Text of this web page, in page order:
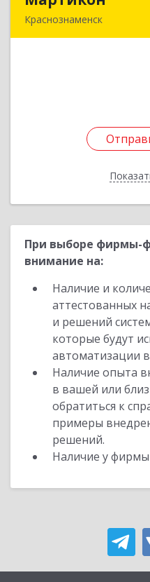
Краснознаменск
При выборе фирмы-
внимание на:
Наличие и
аттестованных
и решений
которые будут
автоматизации
Наличие опыта
в вашей или
обратиться к
примеры
решений.
Наличие у